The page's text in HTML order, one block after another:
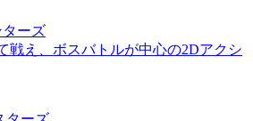
ーズ
戦え、ボスバトルが中心の2Dアクシ